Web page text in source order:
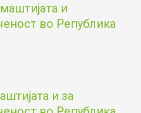
и
во Република
и за